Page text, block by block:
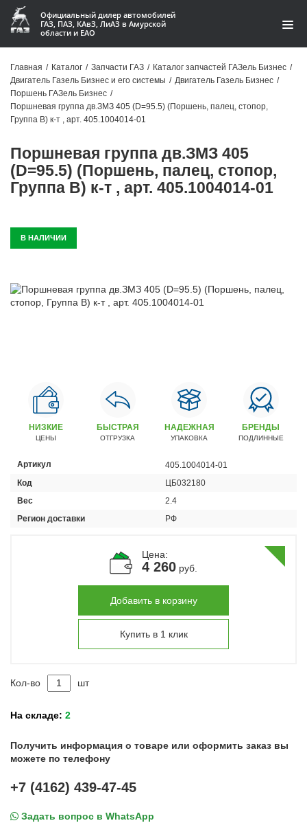
Официальный дилер автомобилей
ГАЗ, ПАЗ, КАвЗ, ЛиАЗ в Амурской
области и ЕАО
Акции
О компании
Контакты
Доставка
Статьи
Сервисный центр
+7 (4162) 22–95–69
График работы: ПН-ПТ с 8.30 до 18.00 (+6 по МСК)
График работы сервис: ПН-СБ с 8.30 до 20.00
Главная / Каталог / Запчасти ГАЗ / Каталог запчастей ГАЗель Бизнес /
Двигатель Газель Бизнес и его системы / Двигатель Газель Бизнес /
Поршень ГАЗель Бизнес /
Поршневая группа дв.ЗМЗ 405 (D=95.5) (Поршень, палец, стопор,
Группа В) к-т , арт. 405.1004014-01
Поршневая группа дв.ЗМЗ 405
(D=95.5) (Поршень, палец, стопор,
Группа В) к-т , арт. 405.1004014-01
В НАЛИЧИИ
НИЗКИЕ
ЦЕНЫ
БЫСТРАЯ
ОТГРУЗКА
НАДЕЖНАЯ
УПАКОВКА
БРЕНДЫ
ПОДЛИННЫЕ
Артикул
405.1004014-01
Код
ЦБ032180
Вес
2.4
Регион доставки
РФ
Цена:
4 260 руб.
Добавить в корзину
Купить в 1 клик
Кол-во шт
На складе: 2
Получить информация о товаре или оформить заказ вы
можете по телефону
+7 (4162) 439-47-45
Задать вопрос в WhatsApp